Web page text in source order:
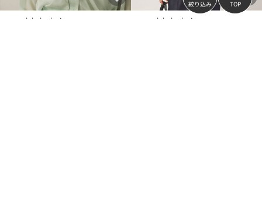
green label relaxing
green label relaxing
絞り込み TOP